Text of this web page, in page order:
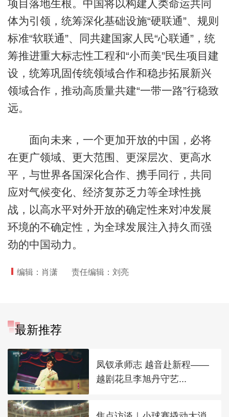
项目落地生根。中国将以构建人类命运共同
体为引领，统筹深化基础设施“硬联通”、规则
标准“软联通”、同共建国家人民“心联通”，统
筹推进重大标志性工程和“小而美”民生项目建
设，统筹巩固传统领域合作和稳步拓展新兴
领域合作，推动高质量共建“一带一路”行稳致
远。
面向未来，一个更加开放的中国，必将
在更广领域、更大范围、更深层次、更高水
平，与世界各国深化合作、携手同行，共同
应对气候变化、经济复苏乏力等全球性挑
战，以高水平对外开放的确定性来对冲发展
环境的不确定性，为全球发展注入持久而强
劲的中国动力。
编辑：肖潇 责任编辑：刘亮
最新推荐
凤钗承师志 越音赴新程——
越剧花旦李旭丹守艺...